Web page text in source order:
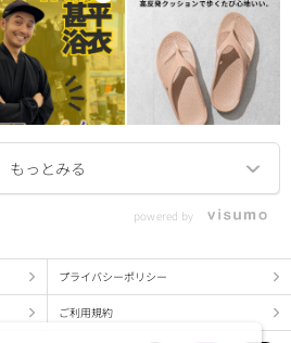
powered by
プライバシーポリシー
ご利用規約